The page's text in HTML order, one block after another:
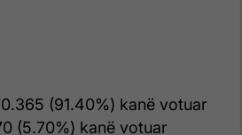
(91.40%) kanë votuar
(5.70%) kanë votuar